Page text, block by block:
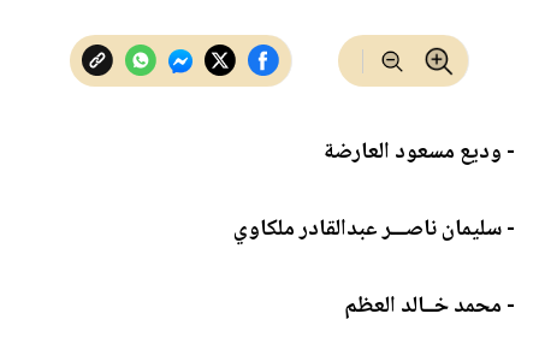
- وديع مسعود العارضة
- سليمان ناصـــر عبدالقادر ملكاوي
- محمد خــالد العظم